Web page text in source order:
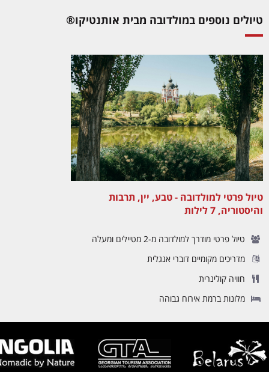
טיולים נוספים במולדובה מבית אותנטיקו®
טיול פרטי למולדובה - טבע, יין, תרבות
והיסטוריה, 7 לילות
טיול פרטי מודרך למולדובה מ-2 מטיילים ומעלה
מדריכים מקומיים דוברי אנגלית
חוויה קולינרית
מלונות ברמת אירוח גבוהה